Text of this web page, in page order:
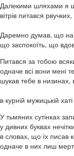
Далекими шляхами я
вітрів питався
де є
Даремно думав, що на
що заспокоїть, що
Питався за тобою
одначе всі вони мені
шукав тебе в низинах,
на
в курній мужицькій
У тьмяних сутінках
у дивних буквах
в словах, що їх писав
одначе в них лиш